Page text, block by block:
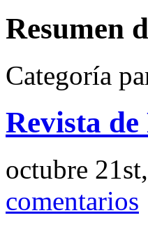
Resumen
Categoría
Revista de
octubre
comentarios